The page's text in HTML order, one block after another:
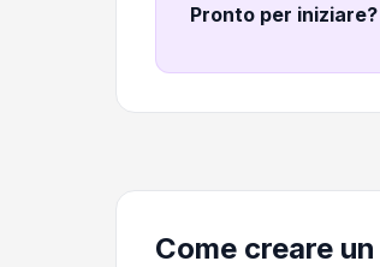
Pronto per
Come creare